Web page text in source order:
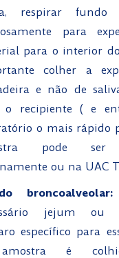
respirar
para
para o interior
colher a
e não de
o recipiente ( e
o mais rápido
pode ser
ou na UAC
jejum ou
específico para
é